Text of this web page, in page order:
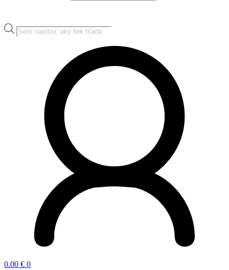
Products
search
0.00 € 0